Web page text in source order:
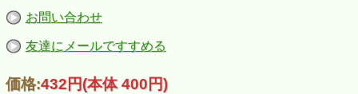
お問い合わせ
友達にメールですすめる
価格:432円(本体 400円)